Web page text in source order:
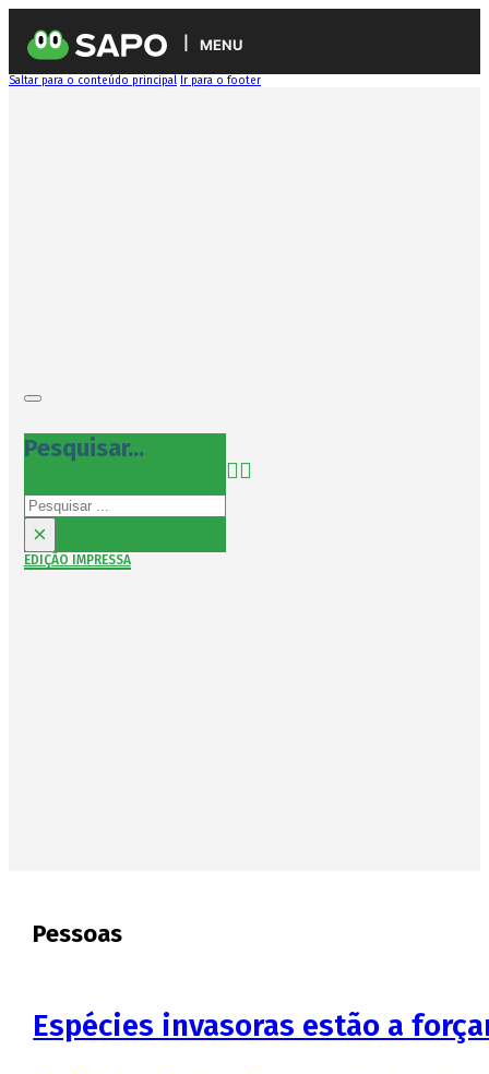
MENU
Saltar para o conteúdo principal Ir para o footer
Pesquisar...
Pesquisar
×
EDIÇÃO IMPRESSA
Pessoas
Espécies invasoras estão a